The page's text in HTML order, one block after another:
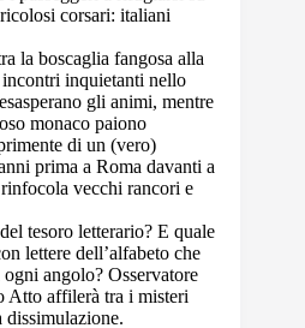
corsari: italiani
la boscaglia fangosa alla
inquietanti nello
gli animi, mentre
monaco paiono
di un (vero)
prima a Roma davanti a
vecchi rancori e
tesoro letterario? E quale
lettere dell’alfabeto che
angolo? Osservatore
Atto affilerà tra i misteri
dissimulazione.